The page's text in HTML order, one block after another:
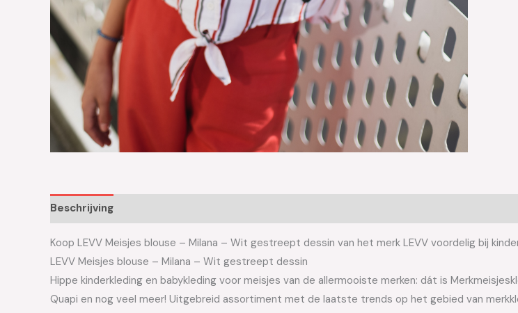
Beschrijving
Koop LEVV Meisjes blouse – Milana – Wit gestreept dessin van het merk LEVV voordelig bij
LEVV Meisjes blouse – Milana – Wit gestreept dessin
Hippe kinderkleding en babykleding voor meisjes van de allermooiste merken: dát is
Quapi en nog veel meer! Uitgebreid assortiment met de laatste trends op het gebied van